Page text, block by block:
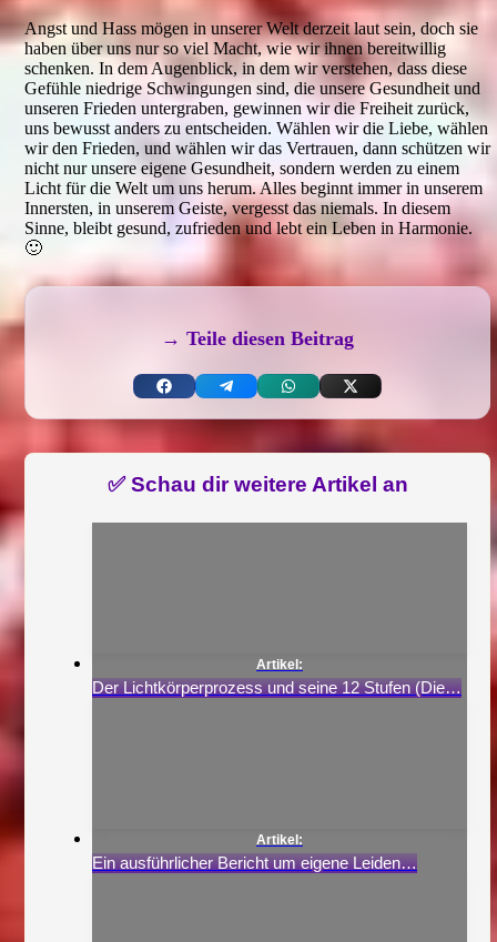
Angst und Hass mögen in unserer Welt derzeit laut sein, doch sie
haben über uns nur so viel Macht, wie wir ihnen bereitwillig
schenken. In dem Augenblick, in dem wir verstehen, dass diese
Gefühle niedrige Schwingungen sind, die unsere Gesundheit und
unseren Frieden untergraben, gewinnen wir die Freiheit zurück,
uns bewusst anders zu entscheiden. Wählen wir die Liebe, wählen
wir den Frieden, und wählen wir das Vertrauen, dann schützen wir
nicht nur unsere eigene Gesundheit, sondern werden zu einem
Licht für die Welt um uns herum. Alles beginnt immer in unserem
Innersten, in unserem Geiste, vergesst das niemals. In diesem
Sinne, bleibt gesund, zufrieden und lebt ein Leben in Harmonie.
🙂
→ Teile diesen Beitrag
Share
Facebook
Share
Share
Share
(Twitter)
✅ Schau dir weitere Artikel an
Der Lichtkörperprozess und seine 12 Stufen (Die…
Ein ausführlicher Bericht um eigene Leiden…